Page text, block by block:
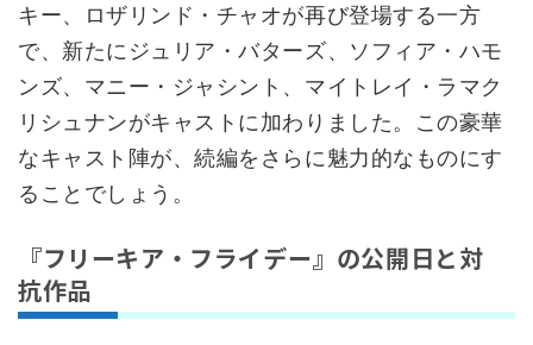
キー、ロザリンド・チャオが再び登場する一方
で、新たにジュリア・バターズ、ソフィア・ハモ
ンズ、マニー・ジャシント、マイトレイ・ラマク
リシュナンがキャストに加わりました。この豪華
なキャスト陣が、続編をさらに魅力的なものにす
ることでしょう。
『フリーキア・フライデー』の公開日と対
抗作品